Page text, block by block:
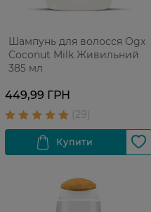
Шампунь для волосся Ogx
Coconut Milk Живильний
385 мл
449,99 ГРН